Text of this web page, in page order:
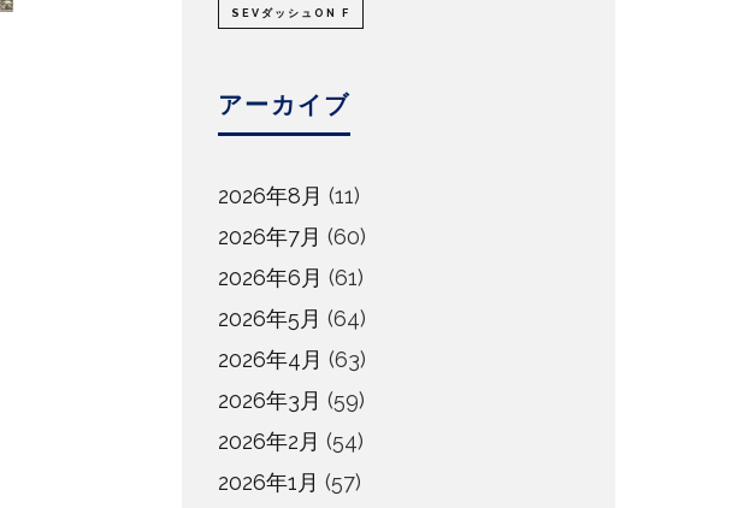
SEVダッシュON F
アーカイブ
2026年8月 (11)
2026年7月 (60)
2026年6月 (61)
2026年5月 (64)
2026年4月 (63)
2026年3月 (59)
2026年2月 (54)
2026年1月 (57)